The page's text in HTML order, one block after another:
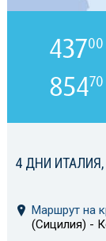
4 ДНИ
Маршрут на
(Сицилия) -
43700
85470